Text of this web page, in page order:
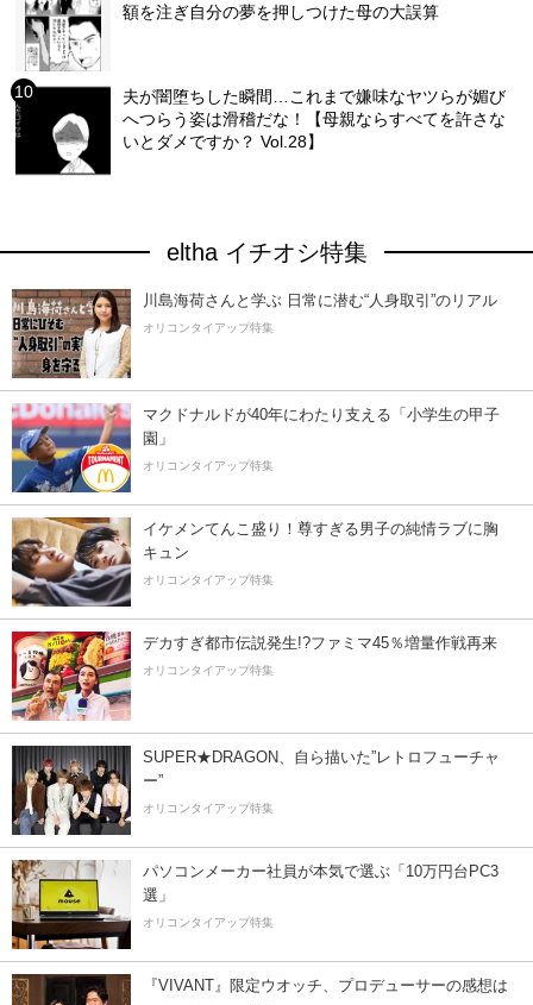
額を注ぎ自分の夢を押しつけた母の大誤算
夫が闇堕ちした瞬間…これまで嫌味なヤツらが媚び
へつらう姿は滑稽だな！【母親ならすべてを許さな
いとダメですか？ Vol.28】
eltha イチオシ特集
川島海荷さんと学ぶ 日常に潜む“人身取引”のリアル
オリコンタイアップ特集
マクドナルドが40年にわたり支える「小学生の甲子
園」
オリコンタイアップ特集
イケメンてんこ盛り！尊すぎる男子の純情ラブに胸
キュン
オリコンタイアップ特集
デカすぎ都市伝説発生!?ファミマ45％増量作戦再来
オリコンタイアップ特集
SUPER★DRAGON、自ら描いた”レトロフューチャ
ー”
オリコンタイアップ特集
パソコンメーカー社員が本気で選ぶ「10万円台PC3
選」
オリコンタイアップ特集
『VIVANT』限定ウオッチ、プロデューサーの感想は